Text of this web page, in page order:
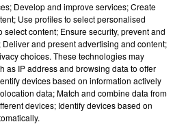
10h12
10h12 10h08
10h08
Develop and improve services; Create
Use profiles to select personalised
select content; Ensure security, prevent and
and present advertising and content;
choices. These technologies may
as IP address and browsing data to offer
devices based on information actively
data; Match and combine data from
devices; Identify devices based on